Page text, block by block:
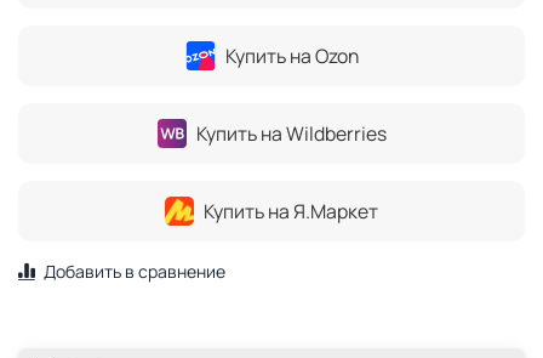
Купить на Ozon
Купить на Wildberries
Купить на Я.Маркет
Добавить в сравнение